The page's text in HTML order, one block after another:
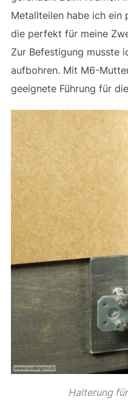
Metallteilen habe ich ein
die perfekt für meine
Zur Befestigung musste
aufbohren. Mit M6-
geeignete Führung für
Halterung